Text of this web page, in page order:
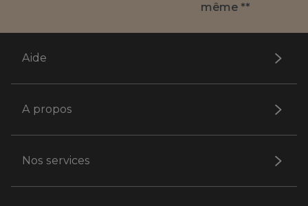
même **
Aide
A propos
Nos services